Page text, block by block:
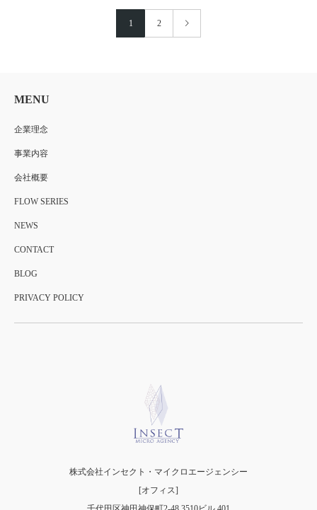
1 2
MENU
企業理念
事業内容
会社概要
FLOW SERIES
NEWS
CONTACT
BLOG
PRIVACY POLICY
株式会社インセクト・マイクロエージェンシー
[オフィス]